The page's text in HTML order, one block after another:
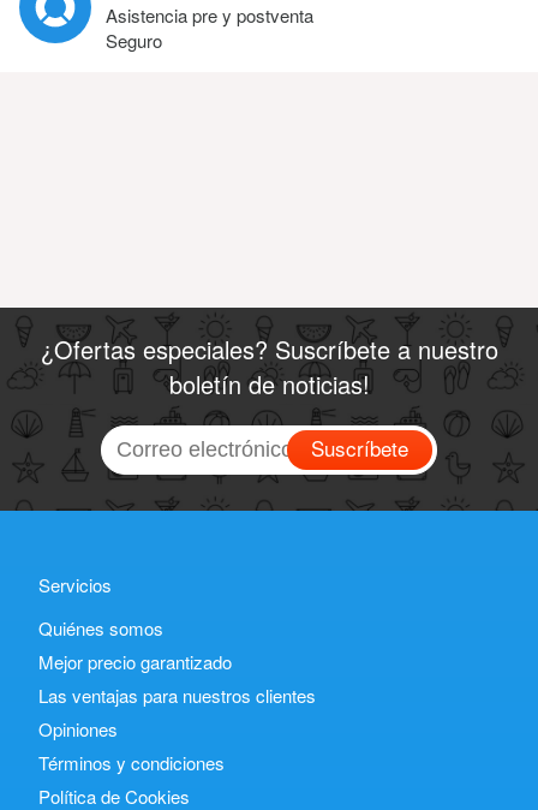
Asistencia pre y postventa
Seguro
¿Ofertas especiales? Suscríbete a nuestro
boletín de noticias!
Suscríbete
Servicios
Quiénes somos
Mejor precio garantizado
Las ventajas para nuestros clientes
Opiniones
Términos y condiciones
Política de Cookies